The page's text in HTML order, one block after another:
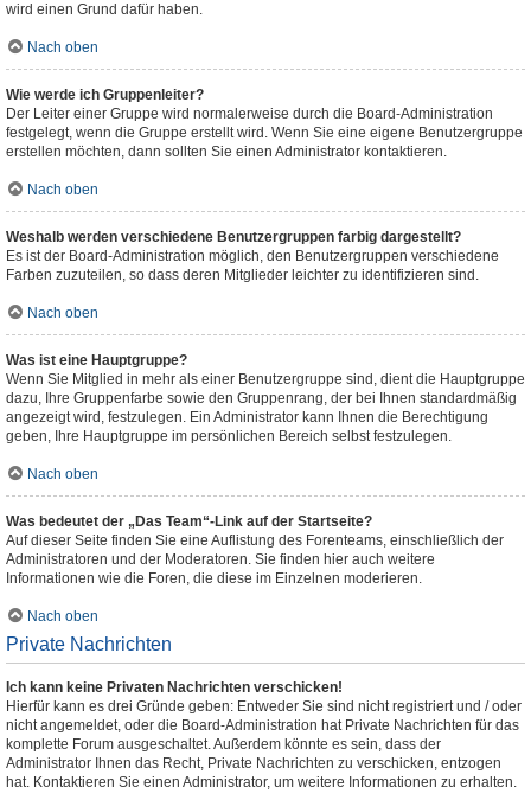
wird einen Grund dafür haben.
Nach oben
Wie werde ich Gruppenleiter?
Der Leiter einer Gruppe wird normalerweise durch die Board-Administration
festgelegt, wenn die Gruppe erstellt wird. Wenn Sie eine eigene Benutzergruppe
erstellen möchten, dann sollten Sie einen Administrator kontaktieren.
Nach oben
Weshalb werden verschiedene Benutzergruppen farbig dargestellt?
Es ist der Board-Administration möglich, den Benutzergruppen verschiedene
Farben zuzuteilen, so dass deren Mitglieder leichter zu identifizieren sind.
Nach oben
Was ist eine Hauptgruppe?
Wenn Sie Mitglied in mehr als einer Benutzergruppe sind, dient die Hauptgruppe
dazu, Ihre Gruppenfarbe sowie den Gruppenrang, der bei Ihnen standardmäßig
angezeigt wird, festzulegen. Ein Administrator kann Ihnen die Berechtigung
geben, Ihre Hauptgruppe im persönlichen Bereich selbst festzulegen.
Nach oben
Was bedeutet der „Das Team“-Link auf der Startseite?
Auf dieser Seite finden Sie eine Auflistung des Forenteams, einschließlich der
Administratoren und der Moderatoren. Sie finden hier auch weitere
Informationen wie die Foren, die diese im Einzelnen moderieren.
Nach oben
Private Nachrichten
Ich kann keine Privaten Nachrichten verschicken!
Hierfür kann es drei Gründe geben: Entweder Sie sind nicht registriert und / oder
nicht angemeldet, oder die Board-Administration hat Private Nachrichten für das
komplette Forum ausgeschaltet. Außerdem könnte es sein, dass der
Administrator Ihnen das Recht, Private Nachrichten zu verschicken, entzogen
hat. Kontaktieren Sie einen Administrator, um weitere Informationen zu erhalten.